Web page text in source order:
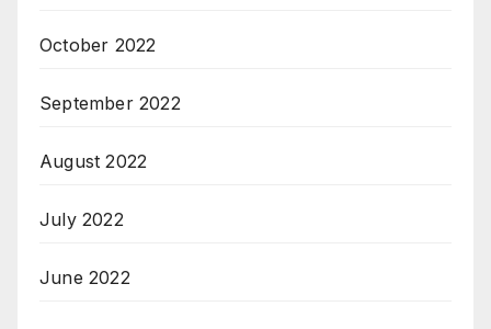
October 2022
September 2022
August 2022
July 2022
June 2022